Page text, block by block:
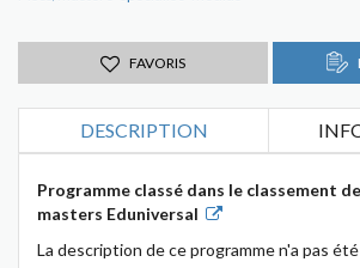
FAVORIS
DESCRIPTION
Programme classé dans le classement
masters Eduniversal
La description de ce programme n'a pas